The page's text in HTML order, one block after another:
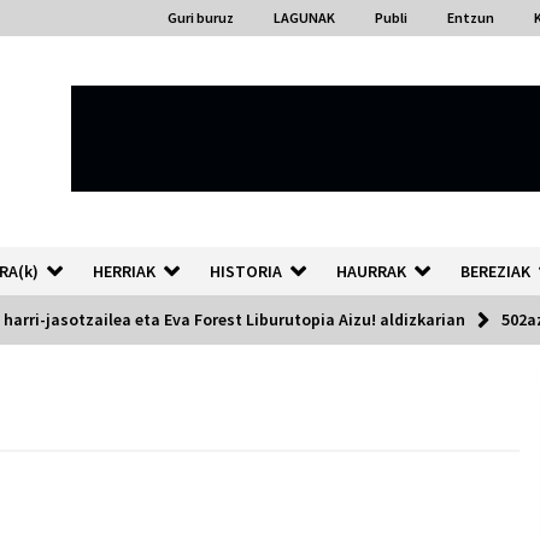
Guri buruz LAGUNAK Publi Entzun
HERRIAK HISTORIA HAURRAK BEREZIAK
jasotzailea eta Eva Forest Liburutopia Aizu! aldizkarian